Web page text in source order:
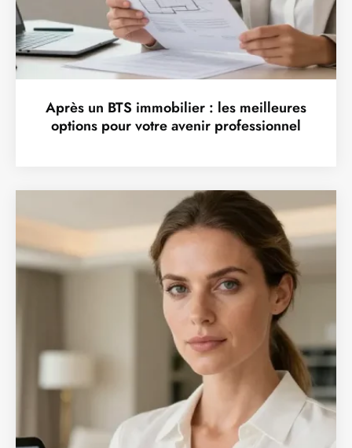
Après un BTS immobilier : les meilleures
options pour votre avenir professionnel